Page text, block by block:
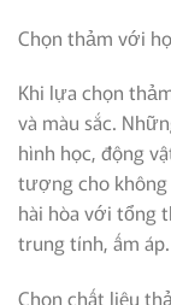
Chọn thảm với
Khi lựa chọn
và màu sắc.
hình học, động
tượng cho không
hài hòa với tổng
trung tính, ấm áp.
Chọn chất liệu